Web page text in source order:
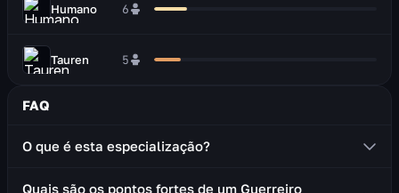
Humano 6
Tauren 5
FAQ
O que é esta especialização?
Quais são os pontos fortes de um Guerreiro